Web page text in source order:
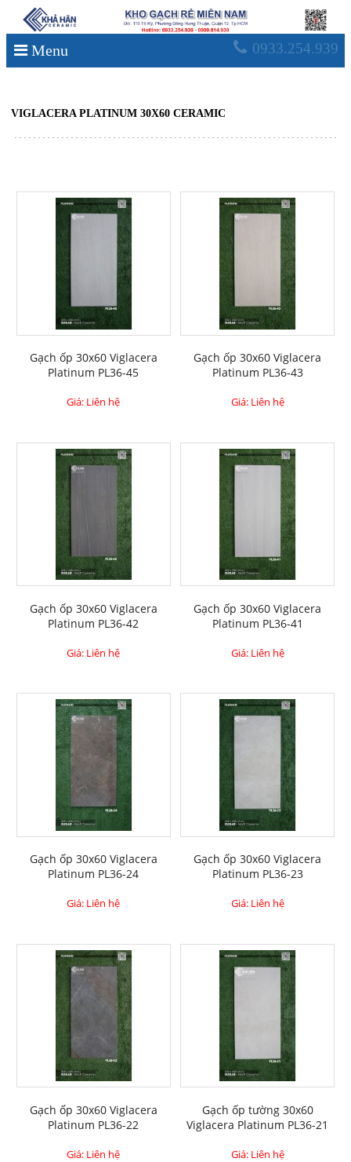
Menu
0933.254.939
Đọc Thêm
VIGLACERA PLATINUM 30X60 CERAMIC
Gạch ốp 30x60 Viglacera
Platinum PL36-45
Giá: Liên hệ
Gạch ốp 30x60 Viglacera
Platinum PL36-43
Giá: Liên hệ
Gạch ốp 30x60 Viglacera
Platinum PL36-42
Giá: Liên hệ
Gạch ốp 30x60 Viglacera
Platinum PL36-41
Giá: Liên hệ
Gạch ốp 30x60 Viglacera
Platinum PL36-24
Giá: Liên hệ
Gạch ốp 30x60 Viglacera
Platinum PL36-23
Giá: Liên hệ
Gạch ốp 30x60 Viglacera
Platinum PL36-22
Giá: Liên hệ
Gạch ốp tường 30x60
Viglacera Platinum PL36-21
Giá: Liên hệ